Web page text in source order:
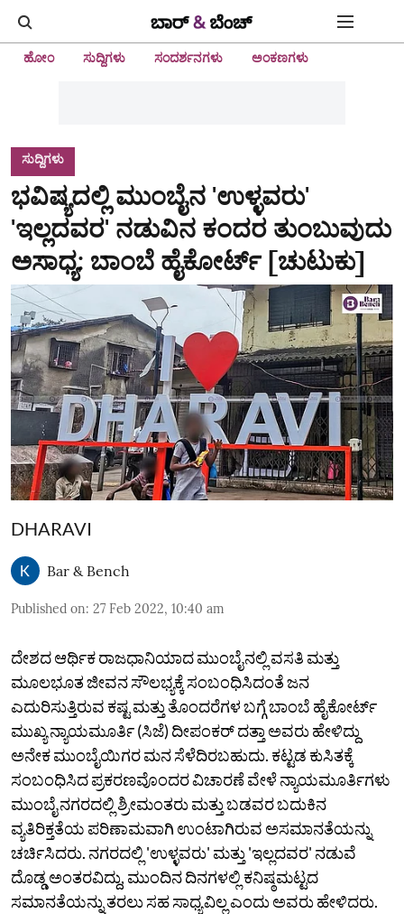
ಹೋಂ ಸುದ್ದಿಗಳು ಸಂದರ್ಶನಗಳು ಅಂಕಣಗಳು
ಸುದ್ದಿಗಳು
ಭವಿಷ್ಯದಲ್ಲಿ ಮುಂಬೈನ 'ಉಳ್ಳವರು'
'ಇಲ್ಲದವರ' ನಡುವಿನ ಕಂದರ ತುಂಬುವುದು
ಅಸಾಧ್ಯ: ಬಾಂಬೆ ಹೈಕೋರ್ಟ್ [ಚುಟುಕು]
DHARAVI
Bar & Bench
Published on: 27 Feb 2022, 10:40 am
ದೇಶದ ಆರ್ಥಿಕ ರಾಜಧಾನಿಯಾದ ಮುಂಬೈನಲ್ಲಿ ವಸತಿ ಮತ್ತು
ಮೂಲಭೂತ ಜೀವನ ಸೌಲಭ್ಯಕ್ಕೆ ಸಂಬಂಧಿಸಿದಂತೆ ಜನ
ಎದುರಿಸುತ್ತಿರುವ ಕಷ್ಟ ಮತ್ತು ತೊಂದರೆಗಳ ಬಗ್ಗೆ ಬಾಂಬೆ ಹೈಕೋರ್ಟ್
ಮುಖ್ಯ ನ್ಯಾಯಮೂರ್ತಿ (ಸಿಜೆ) ದೀಪಂಕರ್ ದತ್ತಾ ಅವರು ಹೇಳಿದ್ದು
ಅನೇಕ ಮುಂಬೈಯಿಗರ ಮನ ಸೆಳೆದಿರಬಹುದು. ಕಟ್ಟಡ ಕುಸಿತಕ್ಕೆ
ಸಂಬಂಧಿಸಿದ ಪ್ರಕರಣವೊಂದರ ವಿಚಾರಣೆ ವೇಳೆ ನ್ಯಾಯಮೂರ್ತಿಗಳು
ಮುಂಬೈ ನಗರದಲ್ಲಿ ಶ್ರೀಮಂತರು ಮತ್ತು ಬಡವರ ಬದುಕಿನ
ವ್ಯತಿರಿಕ್ತತೆಯ ಪರಿಣಾಮವಾಗಿ ಉಂಟಾಗಿರುವ ಅಸಮಾನತೆಯನ್ನು
ಚರ್ಚಿಸಿದರು. ನಗರದಲ್ಲಿ 'ಉಳ್ಳವರು' ಮತ್ತು 'ಇಲ್ಲದವರ' ನಡುವೆ
ದೊಡ್ಡ ಅಂತರವಿದ್ದು, ಮುಂದಿನ ದಿನಗಳಲ್ಲಿ ಕನಿಷ್ಠಮಟ್ಟದ
ಸಮಾನತೆಯನ್ನು ತರಲು ಸಹ ಸಾಧ್ಯವಿಲ್ಲ ಎಂದು ಅವರು ಹೇಳಿದರು.